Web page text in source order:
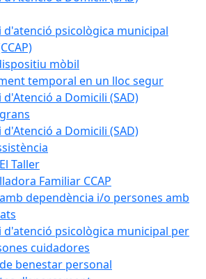
d'atenció psicològica municipal
mòbil
temporal en un lloc segur
d'Atenció a Domicili (SAD)
d'Atenció a Domicili (SAD)
Taller
Familiar CCAP
dependència i/o persones amb
d'atenció psicològica municipal per
cuidadores
benestar personal